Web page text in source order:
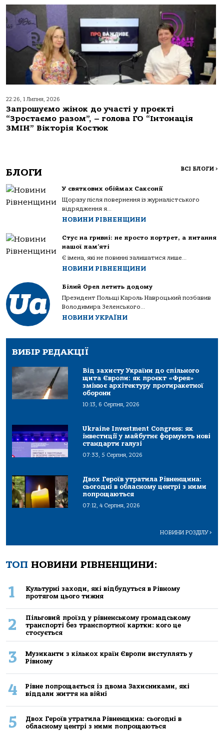
22:26, 1 Липня, 2026
Запрошуємо жінок до участі у проєкті
“Зростаємо разом”, – голова ГО “Інтонація
ЗМІН” Вікторія Костюк
БЛОГИ ВСІ БЛОГИ >
У святкових обіймах Саксонії
Щоразу після повернення із журналістського
відрядження я...
НОВИНИ РІВНЕНЩИНИ
Стус на гривні: не просто портрет, а питання
нашої пам’яті
Є імена, які не повинні залишатися лише...
НОВИНИ РІВНЕНЩИНИ
Білий Орел летить додому
Президент Польщі Кароль Навроцький позбавив
Володимира Зеленського...
НОВИНИ УКРАЇНИ
ВИБІР РЕДАКЦІЇ
Від захисту України до спільного
щита Європи: як проєкт «Фрея»
змінює архітектуру протиракетної
оборони
10:13, 6 Серпня, 2026
Ukraine Investment Congress: як
інвестиції у майбутнє формують нові
стандарти галузі
07:33, 5 Серпня, 2026
Двох Героїв утратила Рівненщина:
сьогодні в обласному центрі з ними
попрощаються
07:12, 4 Серпня, 2026
НОВИНИ РОЗДІЛУ>
ТОП НОВИНИ РІВНЕНЩИНИ:
1
Культурні заходи, які відбудуться в Рівному
протягом цього тижня
2
Пільговий проїзд у рівненському громадському
транспорті без транспортної картки: кого це
стосується
3
Музиканти з кількох країн Європи виступлять у
Рівному
4
Рівне попрощається із двома Захисниками, які
віддали життя на війні
5
Двох Героїв утратила Рівненщина: сьогодні в
обласному центрі з ними попрощаються